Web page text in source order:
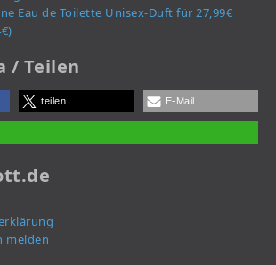
Eau de Toilette Unisex-Duft für 27,99€
/ Teilen
teilen E-Mail
melden